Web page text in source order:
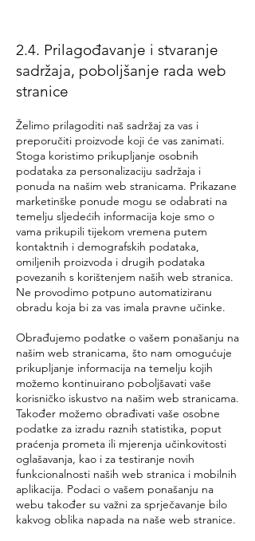
2.4. Prilagođavanje i stvaranje
sadržaja, poboljšanje rada web
stranice
Želimo prilagoditi naš sadržaj za vas i
preporučiti proizvode koji će vas zanimati.
Stoga koristimo prikupljanje osobnih
podataka za personalizaciju sadržaja i
ponuda na našim web stranicama. Prikazane
marketinške ponude mogu se odabrati na
temelju sljedećih informacija koje smo o
vama prikupili tijekom vremena putem
kontaktnih i demografskih podataka,
omiljenih proizvoda i drugih podataka
povezanih s korištenjem naših web stranica.
Ne provodimo potpuno automatiziranu
obradu koja bi za vas imala pravne učinke.
Obrađujemo podatke o vašem ponašanju na
našim web stranicama, što nam omogućuje
prikupljanje informacija na temelju kojih
možemo kontinuirano poboljšavati vaše
korisničko iskustvo na našim web stranicama.
Također možemo obrađivati ​​vaše osobne
podatke za izradu raznih statistika, poput
praćenja prometa ili mjerenja učinkovitosti
oglašavanja, kao i za testiranje novih
funkcionalnosti naših web stranica i mobilnih
aplikacija. Podaci o vašem ponašanju na
webu također su važni za sprječavanje bilo
kakvog oblika napada na naše web stranice.